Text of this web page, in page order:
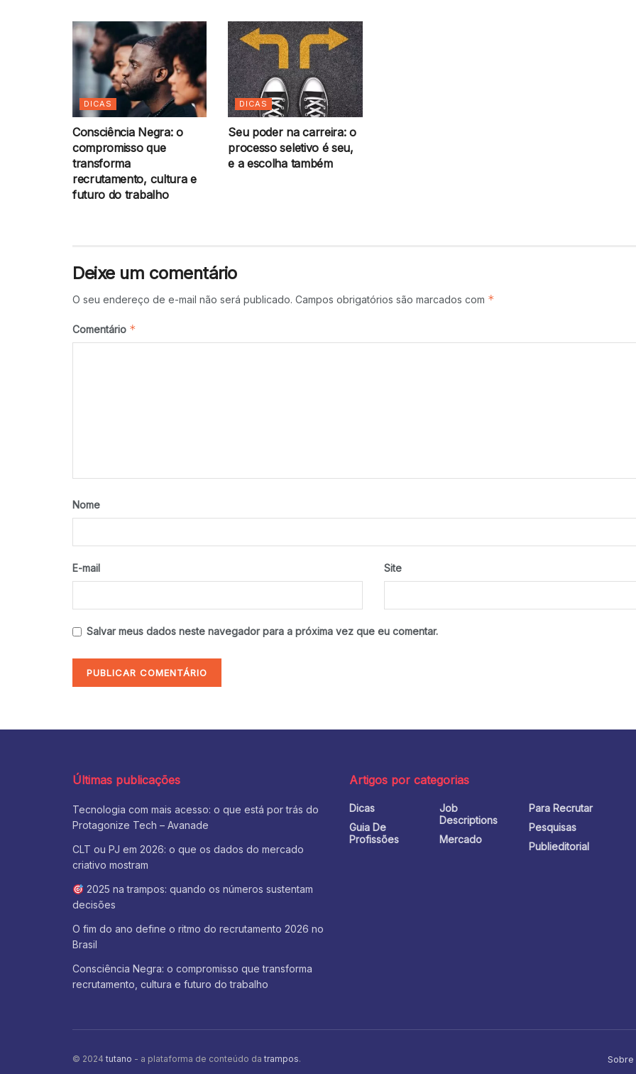
DICAS
Consciência Negra: o
compromisso que
transforma
recrutamento, cultura e
futuro do trabalho
DICAS
Seu poder na carreira: o
processo seletivo é seu,
e a escolha também
Deixe um comentário
O seu endereço de e-mail não será publicado. Campos obrigatórios são marcados com *
Comentário *
Nome
E-mail Site
Salvar meus dados neste navegador para a próxima vez que eu comentar.
Últimas publicações
Tecnologia com mais acesso: o que está por trás do
Protagonize Tech – Avanade
CLT ou PJ em 2026: o que os dados do mercado
criativo mostram
2025 na trampos: quando os números sustentam
decisões
O fim do ano define o ritmo do recrutamento 2026 no
Brasil
Consciência Negra: o compromisso que transforma
recrutamento, cultura e futuro do trabalho
Artigos por categorias
Dicas
Guia De
Profissões
Job
Descriptions
Mercado
Para Recrutar
Pesquisas
Publieditorial
Sobre
© 2024 tutano - a plataforma de conteúdo da trampos.